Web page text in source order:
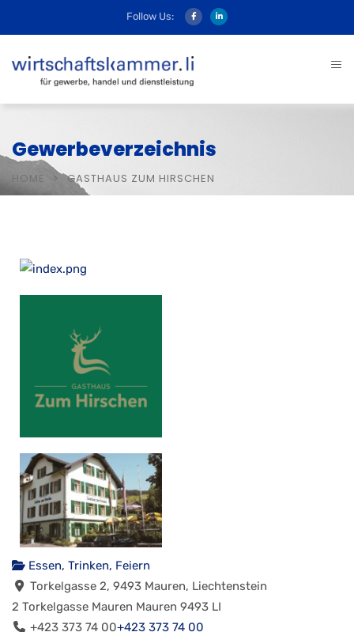
Follow Us:
Gewerbeverzeichnis
HOME GASTHAUS ZUM HIRSCHEN
Essen, Trinken, Feiern
Torkelgasse 2, 9493 Mauren, Liechtenstein
2 Torkelgasse Mauren Mauren 9493 LI
+423 373 74 00+423 373 74 00